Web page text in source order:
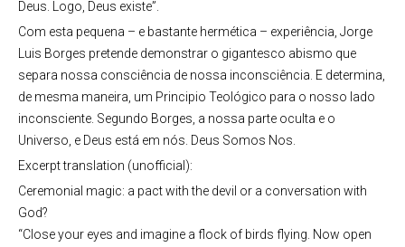
Deus. Logo, Deus existe”.
Com esta pequena – e bastante hermética – experiência, Jorge
Luis Borges pretende demonstrar o gigantesco abismo que
separa nossa consciência de nossa inconsciência. E determina,
de mesma maneira, um Principio Teológico para o nosso lado
inconsciente. Segundo Borges, a nossa parte oculta e o
Universo, e Deus está em nós. Deus Somos Nos.
Excerpt translation (unofficial):
Ceremonial magic: a pact with the devil or a conversation with
God?
“Close your eyes and imagine a flock of birds flying. Now open